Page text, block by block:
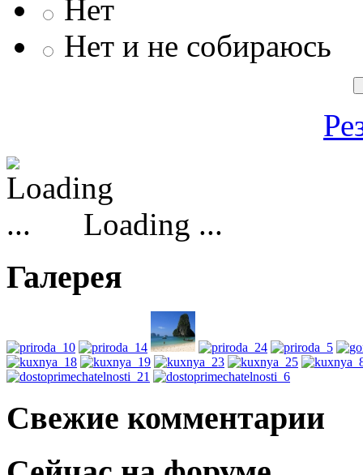
Нет
Нет и не собираюсь
Loading ...
Галерея
Свежие комментарии